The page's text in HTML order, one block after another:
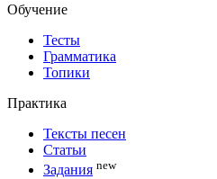
Обучение
Тесты
Грамматика
Топики
Практика
Тексты песен
Статьи
Задания new